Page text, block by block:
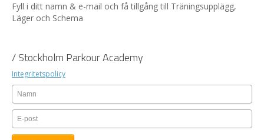
Boka
1. Fyll i anmälningsformuläret
3. All kursinfo sänds till angiven e-
mailadress
Fyll i ditt namn & e-mail och få tillgång till Träningsupplägg,
Läger och Schema
/ Stockholm Parkour Academy
Integritetspolicy